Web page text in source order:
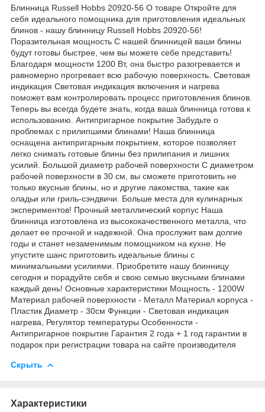
Блинница Russell Hobbs 20920-56 О товаре Откройте для
себя идеального помощника для приготовления идеальных
блинов - нашу блинницу Russell Hobbs 20920-56!
Поразительная мощность С нашей блинницей ваши блины
будут готовы быстрее, чем вы можете себе представить!
Благодаря мощности 1200 Вт, она быстро разогревается и
равномерно прогревает всю рабочую поверхность. Световая
индикация Световая индикация включения и нагрева
поможет вам контролировать процесс приготовления блинов.
Теперь вы всегда будете знать, когда ваша блинница готова к
использованию. Антипригарное покрытие Забудьте о
проблемах с прилипшими блинами! Наша блинница
оснащена антипригарным покрытием, которое позволяет
легко снимать готовые блины без прилипания и лишних
усилий. Большой диаметр рабочей поверхности С диаметром
рабочей поверхности в 30 см, вы сможете приготовить не
только вкусные блины, но и другие лакомства, такие как
оладьи или гриль-сэндвичи. Больше места для кулинарных
экспериментов! Прочный металлический корпус Наша
блинница изготовлена из высококачественного металла, что
делает ее прочной и надежной. Она прослужит вам долгие
годы и станет незаменимым помощником на кухне. Не
упустите шанс приготовить идеальные блины с
минимальными усилиями. Приобретите нашу блинницу
сегодня и порадуйте себя и свою семью вкусными блинами
каждый день! Основные характеристики Мощность - 1200W
Материал рабочей поверхности - Металл Материал корпуса -
Пластик Диаметр - 30см Функции - Световая индикация
нагрева, Регулятор температуры Особенности -
Антипригарное покрытие Гарантия 2 года + 1 год гарантии в
подарок при регистрации товара на сайте производителя
Скрыть
Характеристики